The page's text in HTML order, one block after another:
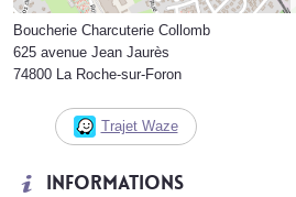
Boucherie Charcuterie Collomb
625 avenue Jean Jaurès
74800 La Roche-sur-Foron
Trajet Waze
Informations